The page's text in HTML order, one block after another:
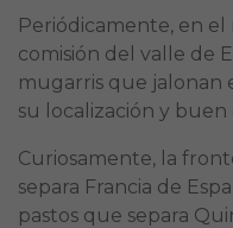
Periódicamente, en
comisión del valle de
mugarris que jalonan
su localización y buen
Curiosamente, la
separa Francia de
pastos que separa